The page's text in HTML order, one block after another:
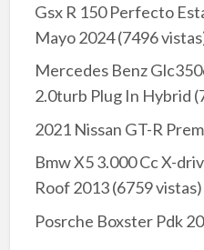
Gsx R 150 Perfecto
Mayo 2024(7496
Mercedes Benz
2.0turb Plug In Hybrid
2021 Nissan GT-R
Bmw X5 3.000 Cc X-
Roof 2013(6759 vistas)
Posrche Boxster Pdk